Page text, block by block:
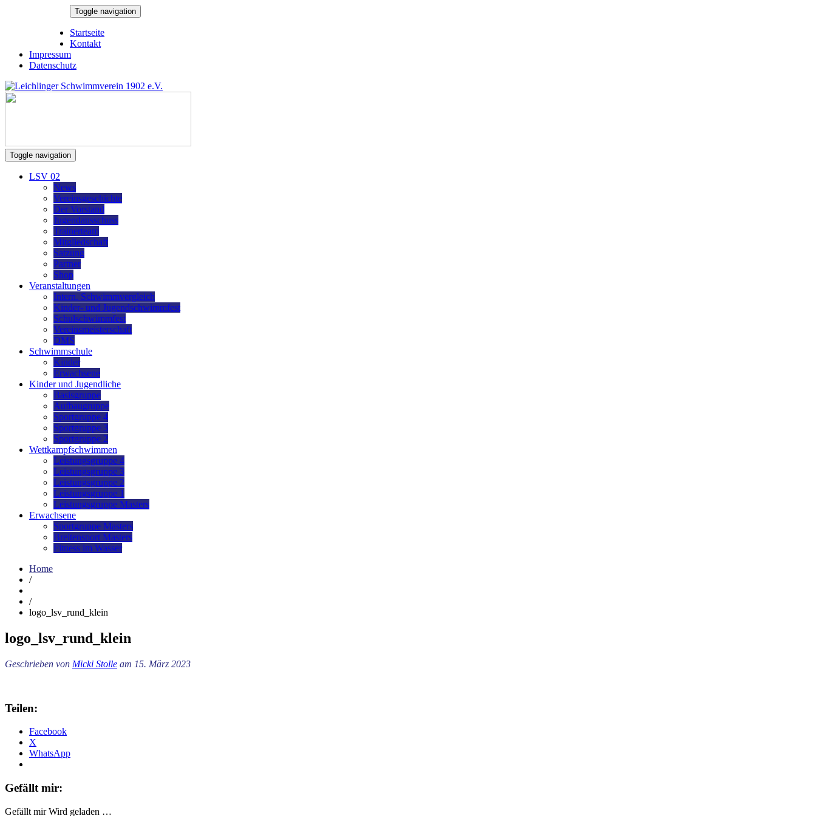
Toggle navigation
Startseite
Kontakt
Impressum
Datenschutz
Toggle navigation
LSV 02
News
Vereinsgeschichte
Der Vorstand
Jugendausschuss
Trainerteam
Mitgliedschaft
Satzung
Partner
Shop
Veranstaltungen
Intern. Schwimmvergleich
Kinder- und Jugendschwimmfest
Schulschwimmfest
Vereinsmeisterschaft
DMS
Schwimmschule
Kinder
Erwachsene
Kinder und Jugendliche
Basisgruppe
Aufbaugruppe
Sportgruppe 4
Sportgruppe 3
Sportgruppe 2
Wettkampfschwimmen
Leistungsgruppe 4
Leistungsgruppe 3
Leistungsgruppe 2
Leistungsgruppe 1
Leistungsgruppe Masters
Erwachsene
Sportgruppe Masters
Breitensport Masters
Fitness im Wasser
Home
/
/
logo_lsv_rund_klein
logo_lsv_rund_klein
Geschrieben von Micki Stolle am 15. März 2023
Teilen:
Facebook
X
WhatsApp
Gefällt mir:
Gefällt mir Wird geladen …